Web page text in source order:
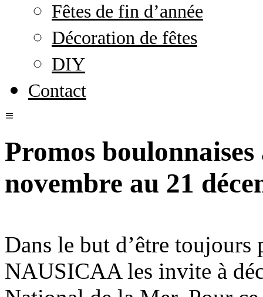
Fêtes de fin d’année
Décoration de fêtes
DIY
Contact
Promos
novembre au 21
Dans le but d’être
NAUSICAA les invite à